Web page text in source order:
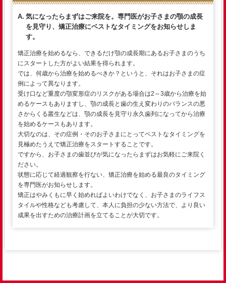
気になったらまずはご来院を。専門医がお子さまの顎の成長
を見守り、矯正治療にベストなタイミングをお知らせしま
す。
矯正治療を始めるなら、できるだけ顎の成長期にあるお子さまのうち
にスタートした方がよい結果を得られます。
では、何歳から治療を始めるべきか？というと、それはお子さまの症
例によって異なります。
受け口など重度の顎変形症のリスクがある場合は2～3歳から治療を始
めるケースもありますし、顎の成長と歯の生え変わりのバランスの悪
さからくる叢生などは、顎の成長を見守り永久歯列になってから治療
を始めるケースもあります。
大切なのは、その症例・そのお子さまにとってベストなタイミングを
見極めたうえで矯正治療をスタートすることです。
ですから、お子さまの歯並びが気になったらまずはお気軽にご来院く
ださい。
状態に応じて経過観察を行ない、矯正治療を始める最良のタイミング
を専門医がお知らせします。
矯正はやみくもに早く始めればよいわけでなく、お子さまのライフス
タイルや性格なども考慮して、本人に負担の少ない方法で、より良い
成果を出すための治療計画を立てることが大切です。